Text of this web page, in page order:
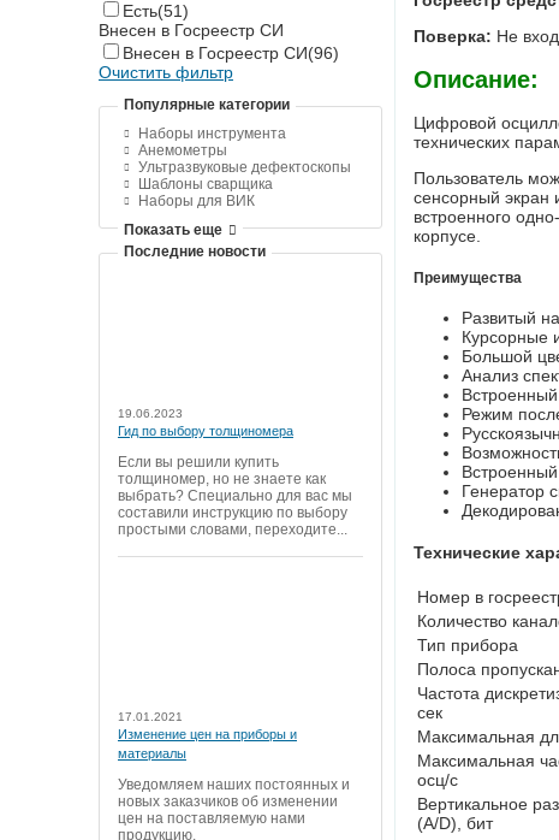
Есть(51)
Внесен в Госреестр СИ
Внесен в Госреестр СИ(96)
Очистить фильтр
Популярные категории
Наборы инструмента
Анемометры
Ультразвуковые дефектоскопы
Шаблоны сварщика
Наборы для ВИК
Показать еще
Последние новости
19.06.2023
Гид по выбору толщиномера
Если вы решили купить
толщиномер, но не знаете как
выбрать? Специально для вас мы
составили инструкцию по выбору
простыми словами, переходите...
17.01.2021
Изменение цен на приборы и
материалы
Уведомляем наших постоянных и
новых заказчиков об изменении
цен на поставляемую нами
продукцию.
Поверка: Не
Описание:
Цифровой
технических
Пользователь
сенсорный экран
встроенного
корпусе.
Преимущества
Развитый
Курсорные
Большой
Анализ
Режим
Генератор
Технические
Номер в
Количество
Тип прибора
Полоса
Частота
сек
Максимальная
Максимальная
осц/с
Вертикальное
(A/D), бит